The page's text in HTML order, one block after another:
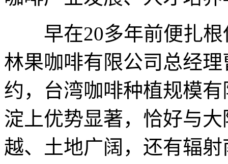
早在20多年前便扎根
林果咖啡有限公司总经
约，台湾咖啡种植规模
淀上优势显著，恰好与
越、土地广阔，还有辐